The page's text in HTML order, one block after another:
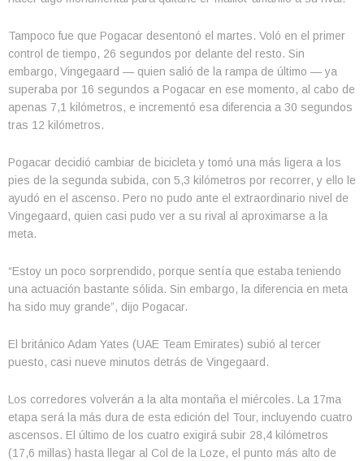
Tampoco fue que Pogacar desentonó el martes. Voló en el primer
control de tiempo, 26 segundos por delante del resto. Sin
embargo, Vingegaard — quien salió de la rampa de último — ya
superaba por 16 segundos a Pogacar en ese momento, al cabo de
apenas 7,1 kilómetros, e incrementó esa diferencia a 30 segundos
tras 12 kilómetros.
Pogacar decidió cambiar de bicicleta y tomó una más ligera a los
pies de la segunda subida, con 5,3 kilómetros por recorrer, y ello le
ayudó en el ascenso. Pero no pudo ante el extraordinario nivel de
Vingegaard, quien casi pudo ver a su rival al aproximarse a la
meta.
“Estoy un poco sorprendido, porque sentía que estaba teniendo
una actuación bastante sólida. Sin embargo, la diferencia en meta
ha sido muy grande”, dijo Pogacar.
El británico Adam Yates (UAE Team Emirates) subió al tercer
puesto, casi nueve minutos detrás de Vingegaard.
Los corredores volverán a la alta montaña el miércoles. La 17ma
etapa será la más dura de esta edición del Tour, incluyendo cuatro
ascensos. El último de los cuatro exigirá subir 28,4 kilómetros
(17,6 millas) hasta llegar al Col de la Loze, el punto más alto de